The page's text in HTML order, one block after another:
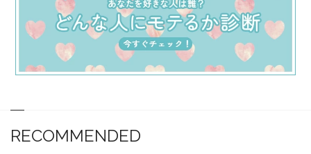
RECOMMENDED